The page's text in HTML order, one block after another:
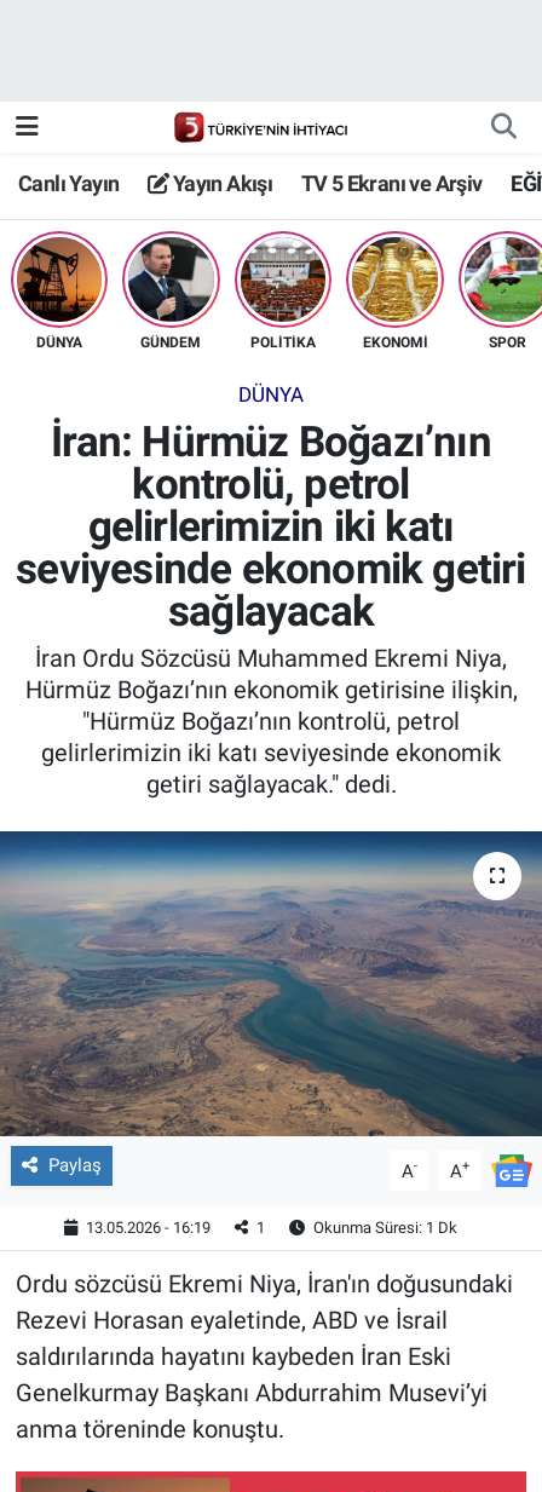
Canlı Yayın Yayın Akışı TV 5 Ekranı ve Arşiv
DÜNYA GÜNDEM POLİTİKA EKONOMİ SPOR
DÜNYA
İran: Hürmüz Boğazı’nın
kontrolü, petrol
gelirlerimizin iki katı
seviyesinde ekonomik getiri
sağlayacak
İran Ordu Sözcüsü Muhammed Ekremi Niya,
Hürmüz Boğazı’nın ekonomik getirisine ilişkin,
"Hürmüz Boğazı’nın kontrolü, petrol
gelirlerimizin iki katı seviyesinde ekonomik
getiri sağlayacak." dedi.
Paylaş A- A+
13.05.2026 - 16:19 1 Okunma Süresi: 1 Dk
Ordu sözcüsü Ekremi Niya, İran'ın doğusundaki
Rezevi Horasan eyaletinde, ABD ve İsrail
saldırılarında hayatını kaybeden İran Eski
Genelkurmay Başkanı Abdurrahim Musevi’yi
anma töreninde konuştu.
TV 5 Ekranı ve Arşiv